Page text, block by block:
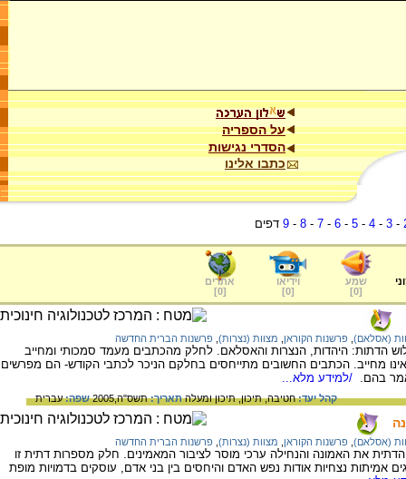
על הספריה
הסדרי נגישות
כתבו אלינו
-
3
-
4
-
5
-
6
-
7
-
8
-
9 דפים
שמע
[
0
]
וידיאו
[
0
]
אתרים
[
0
]
(אסלאם) פרשנות הקוראן מצוות (נצרות) פרשנות הברית החדשה
הדתות: היהדות, הנצרות והאסלאם. לחלק מהכתבים מעמד סמכותי ומחייב
מחייב. הכתבים החשובים מתייחסים בחלקם הניכר לכתבי הקודש- הם מפרשים
בהם. /למידע מלא...
קהל יעד:חטיבה,תיכון,תיכון ומעלהתאריך:תשס"ה,2005 שפה:עברית
(אסלאם) פרשנות הקוראן מצוות (נצרות) פרשנות הברית החדשה
את האמונה והנחילה ערכי מוסר לציבור המאמינים. חלק מספרות דתית זו
אמיתות נצחיות אודות נפש האדם והיחסים בין בני אדם, עוסקים בדמויות מופת